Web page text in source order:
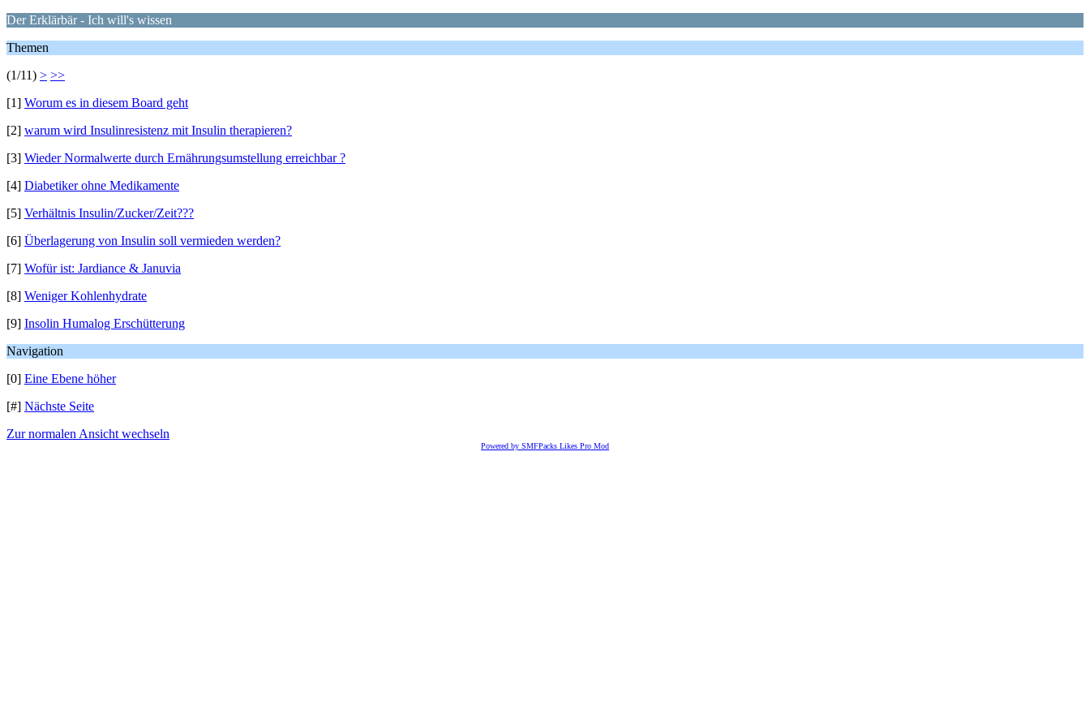
Der Erklärbär - Ich will's wissen
Themen
(1/11) > >>
[1] Worum es in diesem Board geht
[2] warum wird Insulinresistenz mit Insulin therapieren?
[3] Wieder Normalwerte durch Ernährungsumstellung erreichbar ?
[4] Diabetiker ohne Medikamente
[5] Verhältnis Insulin/Zucker/Zeit???
[6] Überlagerung von Insulin soll vermieden werden?
[7] Wofür ist: Jardiance & Januvia
[8] Weniger Kohlenhydrate
[9] Insolin Humalog Erschütterung
Navigation
[0] Eine Ebene höher
[#] Nächste Seite
Zur normalen Ansicht wechseln
Powered by SMFPacks Likes Pro Mod